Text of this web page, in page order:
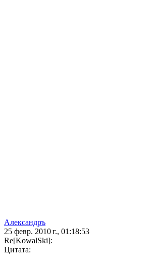
Александръ
25 февр. 2010 г., 01:18:53
Re[KowalSki]:
Цитата: